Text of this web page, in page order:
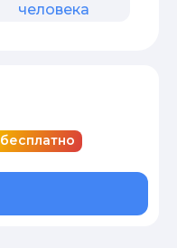
человека
бесплатно